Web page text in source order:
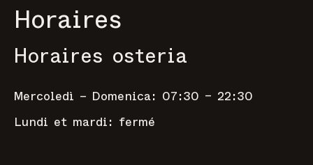
Horaires
Horaires osteria
Mercoledì – Domenica: 07:30 – 22:30
Lundi et mardi: fermé